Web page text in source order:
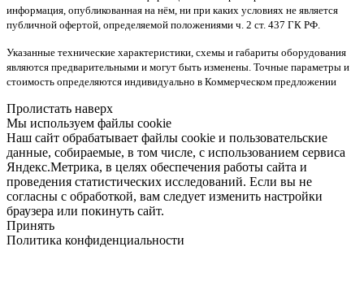
информация, опубликованная на нём, ни при каких условиях не является
публичной офертой, определяемой положениями ч. 2 ст. 437 ГК РФ.
Указанные технические характеристики, схемы и габариты оборудования
являются предварительными и могут быть изменены. Точные параметры и
стоимость определяются индивидуально в Коммерческом предложении
Пролистать наверх
Мы используем файлы cookie
Наш сайт обрабатывает файлы cookie и пользовательские
данные, собираемые, в том числе, с использованием сервиса
Яндекс.Метрика, в целях обеспечения работы сайта и
проведения статистических исследований. Если вы не
согласны с обработкой, вам следует изменить настройки
браузера или покинуть сайт.
Принять
Политика конфиденциальности